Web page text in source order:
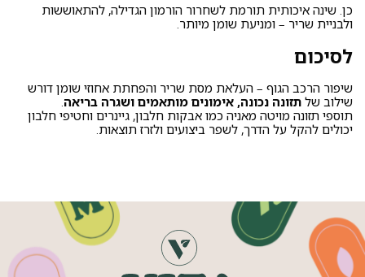
כן. שינה איכותית תורמת לשחרור הורמון הגדילה, להתאוששות
ולבניית שריר – ומניעת שומן מיותר.
לסיכום
שיפור הרכב הגוף – העלאת מסת שריר והפחתת אחוזי שומן דורש
שילוב של תזונה נכונה, אימונים מותאמים ושגרה בריאה.
תוספי תזונה מויטה מאניה כמו אבקות חלבון, גיינרים וחטיפי חלבון
יכולים להקל על הדרך, לשפר ביצועים ולזרז תוצאות.